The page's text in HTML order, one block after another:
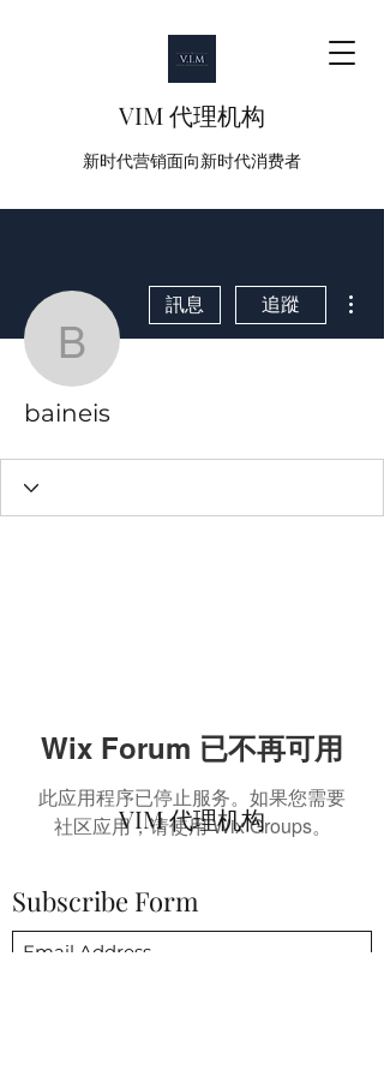
VIM 代理机构
新时代营销面向新时代消费者
baineis
訊息 追蹤
baineis
Wix Forum 已不再可用
此应用程序已停止服务。如果您需要
社区应用，请使用 Wix Groups。
VIM 代理机构
Subscribe Form